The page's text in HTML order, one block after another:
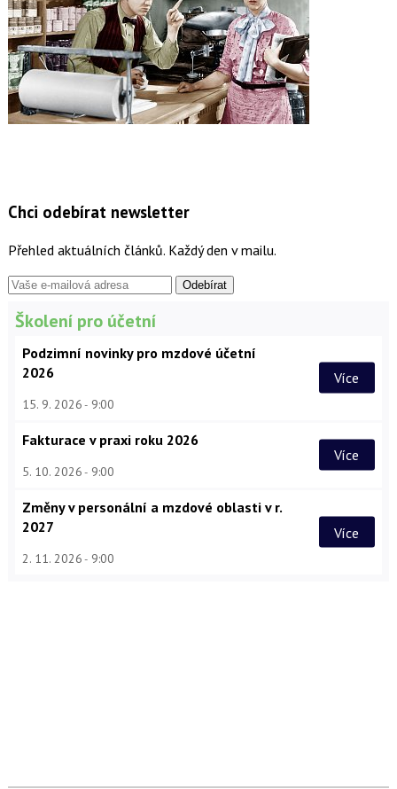
Chci odebírat newsletter
Přehled aktuálních článků. Každý den v mailu.
Školení pro účetní
Podzimní novinky pro mzdové účetní
2026
15. 9. 2026 9:00
Více
Fakturace v praxi roku 2026
5. 10. 2026 9:00
Více
Změny v personální a mzdové oblasti v r.
2027
2. 11. 2026 9:00
Více